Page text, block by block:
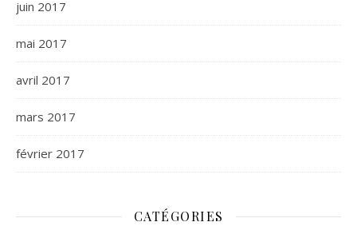
juin 2017
mai 2017
avril 2017
mars 2017
février 2017
CATÉGORIES